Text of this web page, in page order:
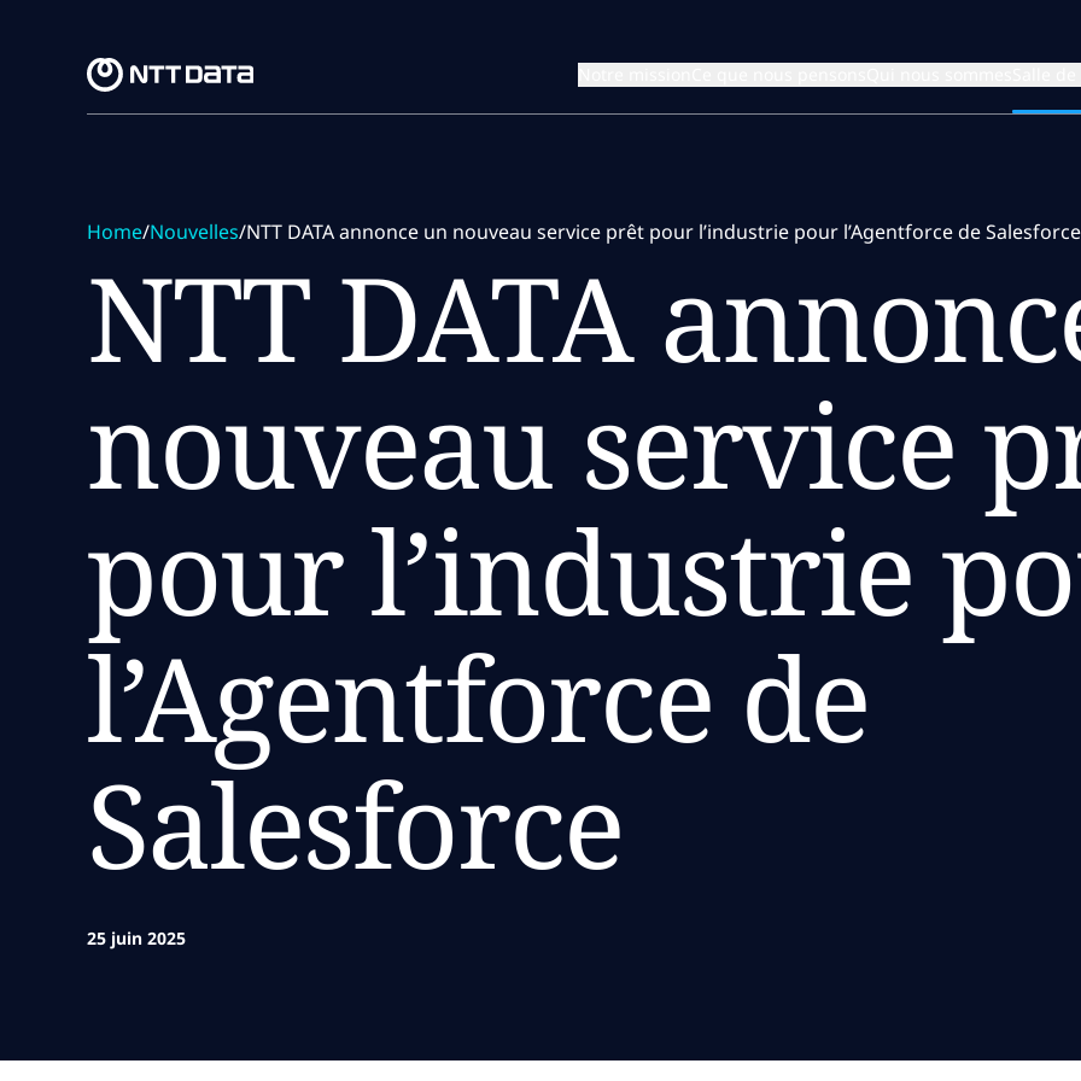
Home/Nouvelles/NTT DATA annonce un nouveau service prêt pour l’industrie pour l’Agentforce de Salesforce
NTT DATA
nouveau service
pour l’industrie
l’Agentforce de
Salesforce
25 juin 2025